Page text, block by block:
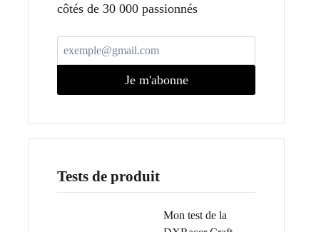
côtés de 30 000 passionnés
Je m'abonne
Tests de produit
Mon test de la